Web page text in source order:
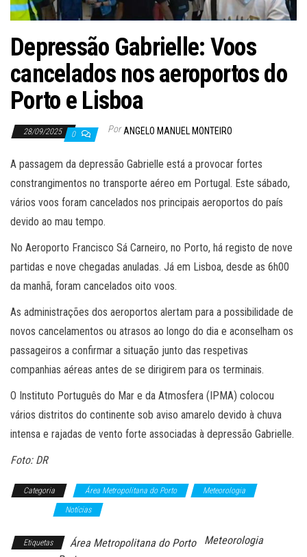
Depressão Gabrielle: Voos
cancelados nos aeroportos do
Porto e Lisboa
28/09/2025 0 Por ANGELO MANUEL MONTEIRO
A passagem da depressão Gabrielle está a provocar fortes
constrangimentos no transporte aéreo em Portugal. Este sábado,
vários voos foram cancelados nos principais aeroportos do país
devido ao mau tempo.
No Aeroporto Francisco Sá Carneiro, no Porto, há registo de nove
partidas e nove chegadas anuladas. Já em Lisboa, desde as 6h00
da manhã, foram cancelados oito voos.
As administrações dos aeroportos alertam para a possibilidade de
novos cancelamentos ou atrasos ao longo do dia e aconselham os
passageiros a confirmar a situação junto das respetivas
companhias aéreas antes de se dirigirem para os terminais.
O Instituto Português do Mar e da Atmosfera (IPMA) colocou
vários distritos do continente sob aviso amarelo devido à chuva
intensa e rajadas de vento forte associadas à depressão Gabrielle.
Foto: DR
Categoria Área Metropolitana do Porto
Meteorologia
Notícias
Etiquetas Área Metropolitana do Porto
Meteorologia